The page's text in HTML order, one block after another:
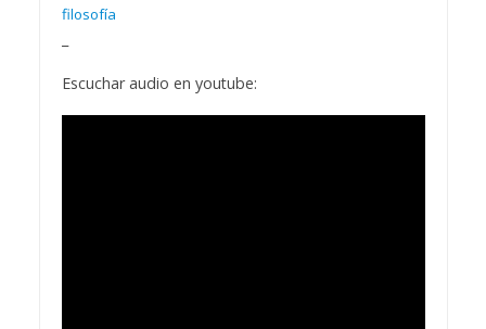
filosofía
Escuchar audio en youtube: